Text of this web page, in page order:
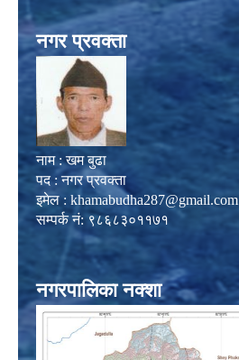
नगर प्रवक्ता
नाम : खम बुढा
पद : नगर प्रवक्ता
इमेल : khamabudha287@gmail.com
सम्पर्क नं: ९८६८३०११७१
नगरपालिका नक्शा